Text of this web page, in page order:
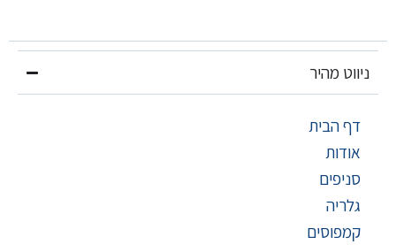
ניווט מהיר
דף הבית
אודות
סניפים
גלריה
קמפוסים